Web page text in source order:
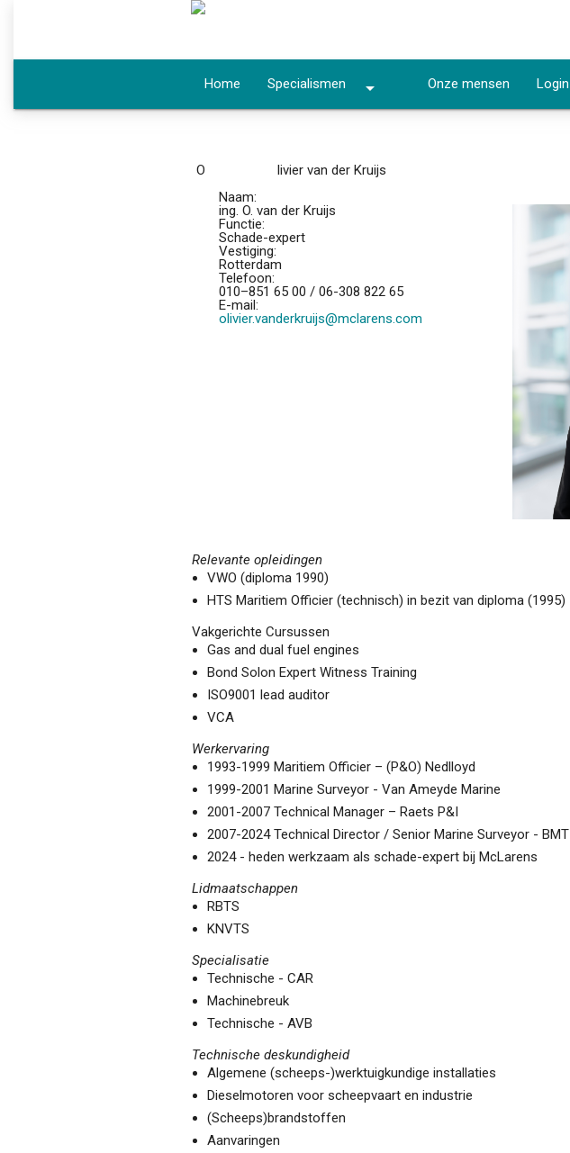
Home Specialismen arrow_drop_down Onze mensen Login
O
livier van der Kruijs
Naam:
ing. O. van der Kruijs
Functie:
Schade-expert
Vestiging:
Rotterdam
Telefoon:
010–851 65 00 / 06-308 822 65
E-mail:
olivier.vanderkruijs@mclarens.com
Relevante opleidingen
VWO (diploma 1990)
HTS Maritiem Officier (technisch) in bezit van diploma (1995)
Vakgerichte Cursussen
Gas and dual fuel engines
Bond Solon Expert Witness Training
ISO9001 lead auditor
VCA
Werkervaring
1993-1999 Maritiem Officier – (P&O) Nedlloyd
1999-2001 Marine Surveyor - Van Ameyde Marine
2001-2007 Technical Manager – Raets P&I
2007-2024 Technical Director / Senior Marine Surveyor - BMT
2024 - heden werkzaam als schade-expert bij McLarens
Lidmaatschappen
RBTS
KNVTS
Specialisatie
Technische - CAR
Machinebreuk
Technische - AVB
Technische deskundigheid
Algemene (scheeps-)werktuigkundige installaties
Dieselmotoren voor scheepvaart en industrie
(Scheeps)brandstoffen
Aanvaringen